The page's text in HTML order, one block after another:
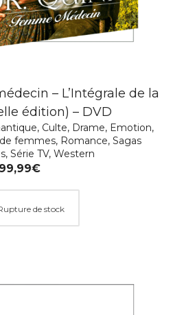
– L’Intégrale de la
édition) – DVD
, Culte, Drame, Emotion,
femmes, Romance, Sagas
, Série TV, Western
99,99€
de stock